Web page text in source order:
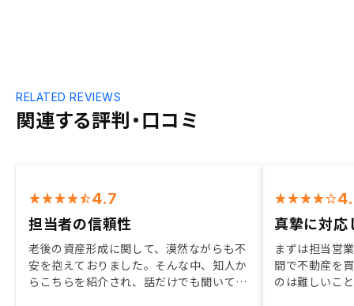
関連する評判・口コミ
RELATED REVIEWS
4.7
担当者の信頼性
老後の資産形成に関して、漠然ながらも不
安を抱えておりました。そんな中、知人か
らこちらを紹介され、話だけでも聞いてみ
真摯に対応
まずは担当営
間で不動産を
のは難しいこ